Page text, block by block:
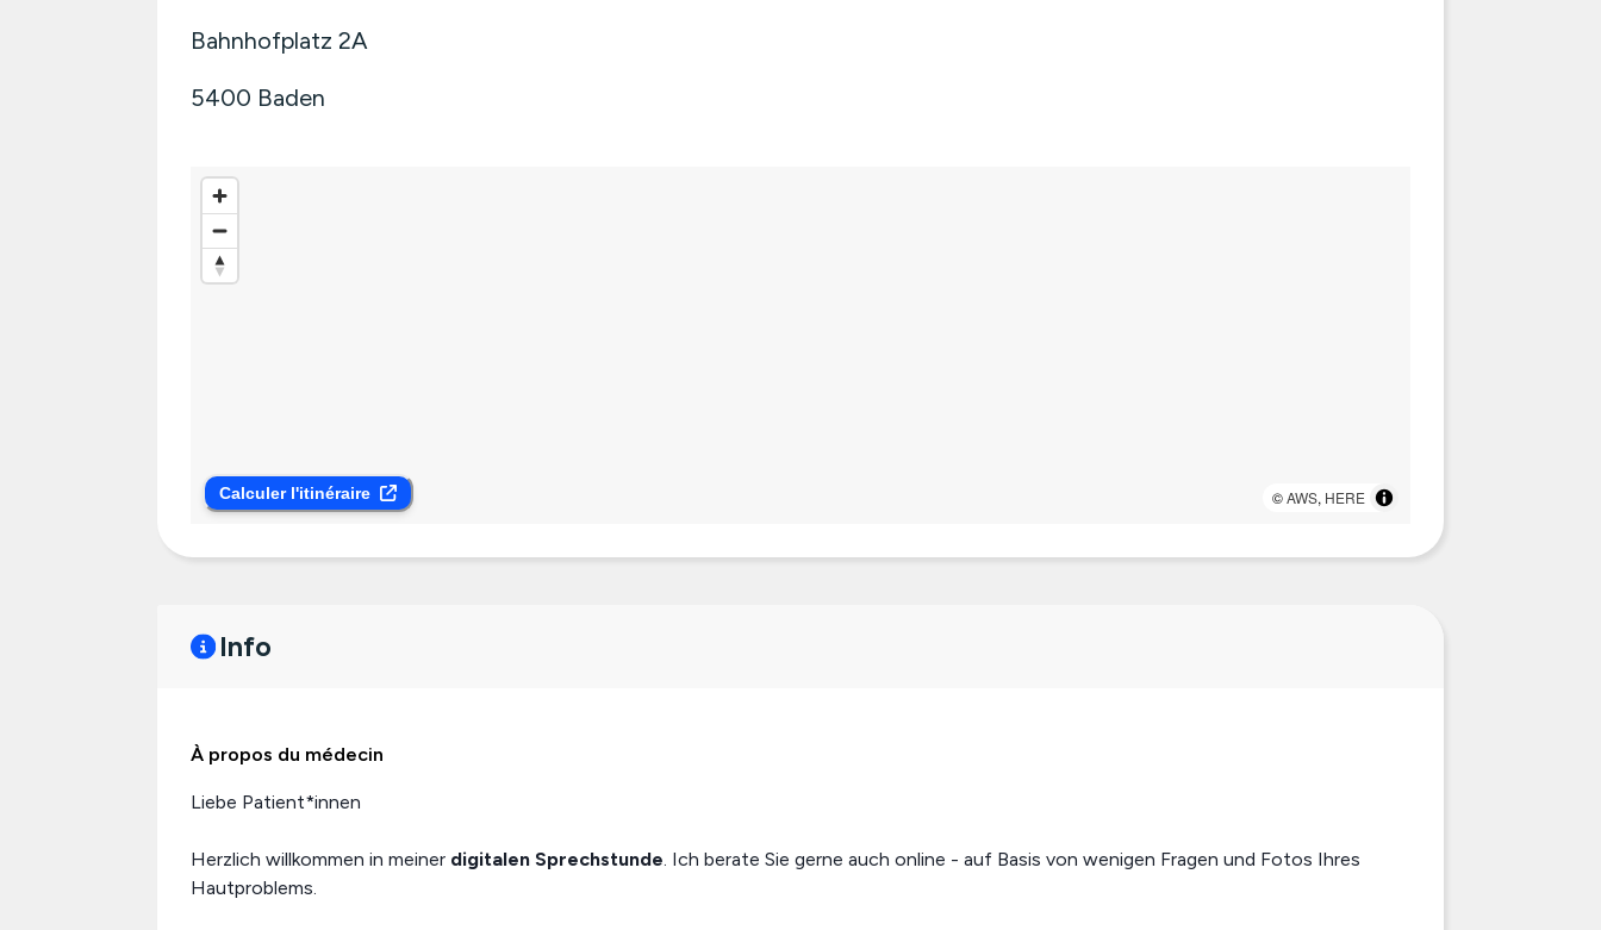
Bahnhofplatz 2A
5400 Baden
©AWS, HERE
Calculer l'itinéraire
Info
À propos du médecin
Liebe Patient*innen
Herzlich willkommen in meiner digitalen Sprechstunde. Ich berate Sie gerne auch online - auf Basis von wenigen Fragen und Fotos Ihres
Hautproblems.